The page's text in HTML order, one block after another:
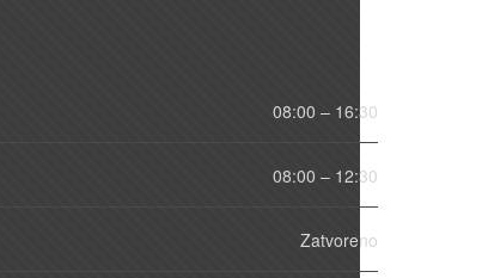
08:00 – 16:30
08:00 – 12:30
Zatvoreno